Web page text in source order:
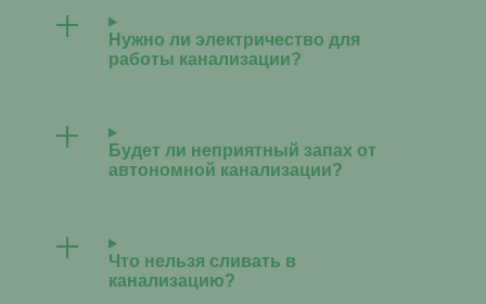
Нужно ли электричество для
работы канализации?
Будет ли неприятный запах от
автономной канализации?
Что нельзя сливать в
канализацию?